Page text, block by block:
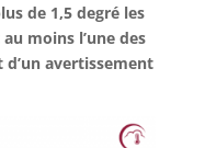
de 1,5 degré les
moins l’une des
d’un avertissement